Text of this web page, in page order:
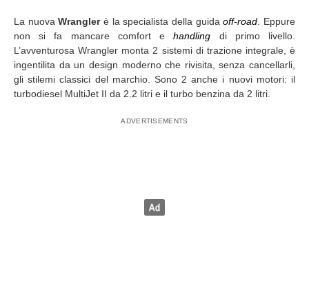
La nuovaWranglerè la specialista della guidaoff-road . Eppure
non si fa mancare comfort ehandling di primo livello.
L’avventurosa Wrangler monta 2 sistemi di trazione integrale, è
ingentilita da un design moderno che rivisita, senza cancellarli,
gli stilemi classici del marchio. Sono 2 anche i nuovi motori: il
turbodiesel MultiJet II da 2.2 litri e il turbo benzina da 2 litri.